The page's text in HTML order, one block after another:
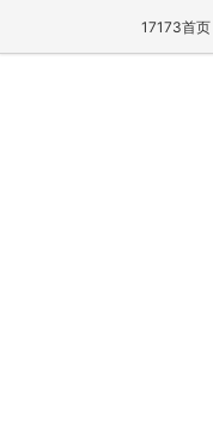
17173首页